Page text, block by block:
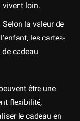
vivent loin.
Selon la valeur de
les cartes-
cadeau
être une
flexibilité,
le cadeau en